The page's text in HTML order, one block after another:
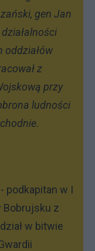
gen Jan
oddziałów
z
przy
ludności
podkapitan w I
Bobrujsku z
w bitwie